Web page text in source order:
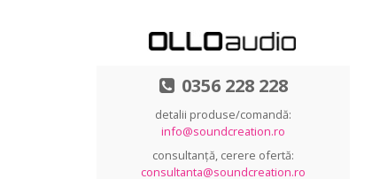
0356 228 228
detalii produse/comandă:
info@soundcreation.ro
consultanță, cerere ofertă:
consultanta@soundcreation.ro